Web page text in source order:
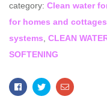
category: Clean water
for homes and
systems CLEAN
SOFTENING
FacebookTwitterEmail